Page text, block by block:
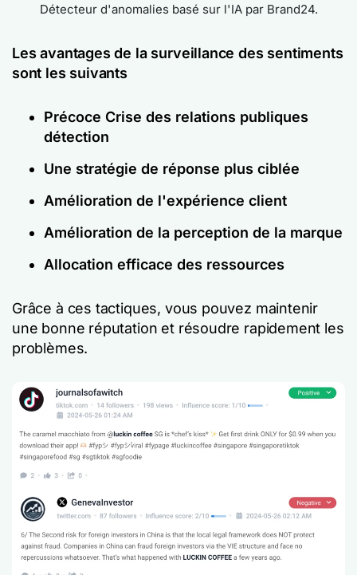
Détecteur d'anomalies basé sur l'IA par Brand24.
Les avantages de la surveillance des sentiments
sont les suivants
Précoce Crise des relations publiques
détection
Une stratégie de réponse plus ciblée
Amélioration de l'expérience client
Amélioration de la perception de la marque
Allocation efficace des ressources
Grâce à ces tactiques, vous pouvez maintenir
une bonne réputation et résoudre rapidement les
problèmes.